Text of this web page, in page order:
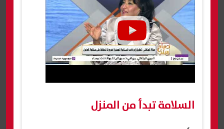
السلامة تبدأ من المنزل